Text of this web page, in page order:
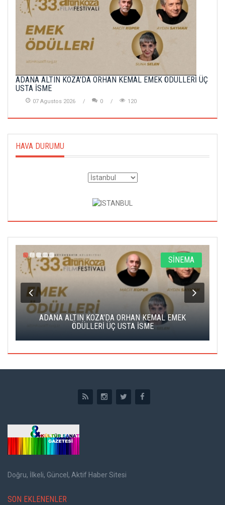
ADANA ALTIN KOZA'DA ORHAN KEMAL EMEK ÖDÜLLERİ ÜÇ
USTA İSME
07 Agustos 2026 0 120
HAVA DURUMU
SİNEMA
ADANA ALTIN KOZA'DA ORHAN KEMAL EMEK
ÖDÜLLERİ ÜÇ USTA İSME
Doğru, İlkeli, Güncel, Aktif Haber Sitesi
SON EKLENENLER